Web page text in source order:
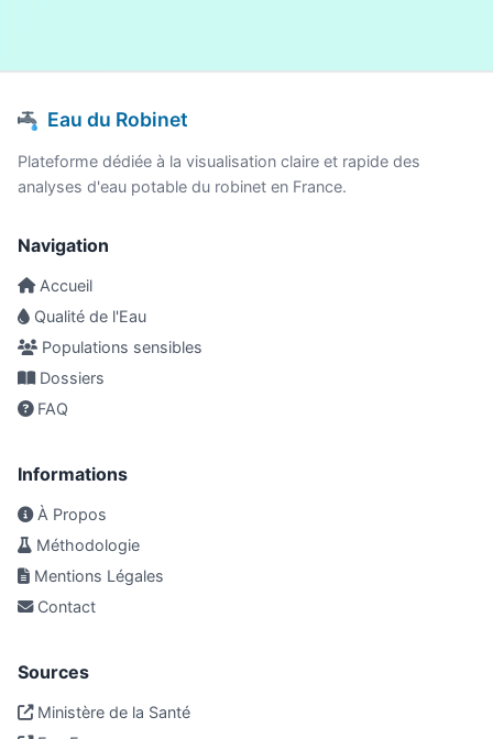
Eau du Robinet
Plateforme dédiée à la visualisation claire et rapide des
analyses d'eau potable du robinet en France.
Navigation
Accueil
Qualité de l'Eau
Populations sensibles
Dossiers
FAQ
Informations
À Propos
Méthodologie
Mentions Légales
Contact
Sources
Ministère de la Santé